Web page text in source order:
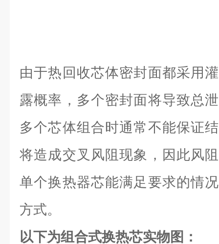
由于热回收芯体密封面都采用
露概率，多个密封面将导致总
多个芯体组合时通常不能保证
将造成交叉风阻现象，因此风
单个换热器芯能满足要求的情
方式。
以下为组合式换热芯实物图：